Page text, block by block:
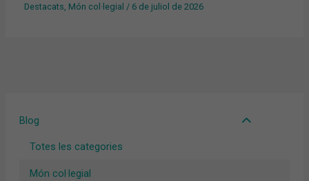
Blog
Totes les categories
Món col·legial
Destacats Món col·legial / 6 de juliol de 2026